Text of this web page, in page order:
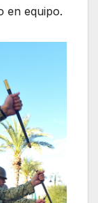
en equipo.